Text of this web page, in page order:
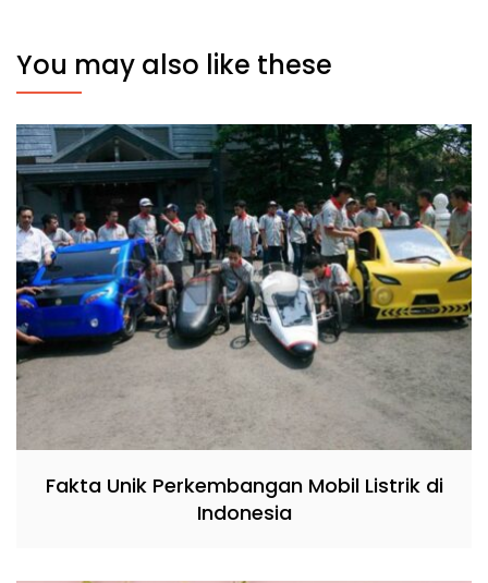
You may also like these
Fakta Unik Perkembangan Mobil Listrik di
Indonesia